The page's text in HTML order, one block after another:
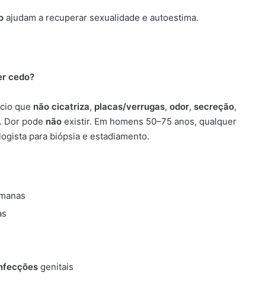
ajudam a recuperar sexualidade e autoestima.
cedo?
que não cicatriza, placas/verrugas, odor, secreção,
Dor pode não existir. Em homens 50–75 anos, qualquer
para biópsia e estadiamento.
genitais